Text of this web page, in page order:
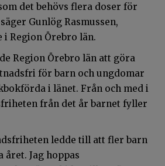
det behövs flera doser för
Gunlög Rasmussen,
Region Örebro län.
Region Örebro län att göra
för barn och ungdomar
i länet. Från och med i
från det år barnet fyller
ledde till att fler barn
året. Jag hoppas